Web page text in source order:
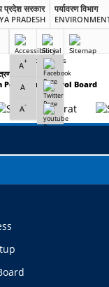
प्रदेश सरकार
PRADESH
पर्यावरण विभाग
A+
A
A-
बोर्ड
Pollution Control Board